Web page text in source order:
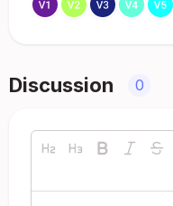
Discussion 0